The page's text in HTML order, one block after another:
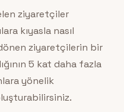
ziyaretçiler
kıyasla nasıl
ziyaretçilerin bir
5 kat daha fazla
yönelik